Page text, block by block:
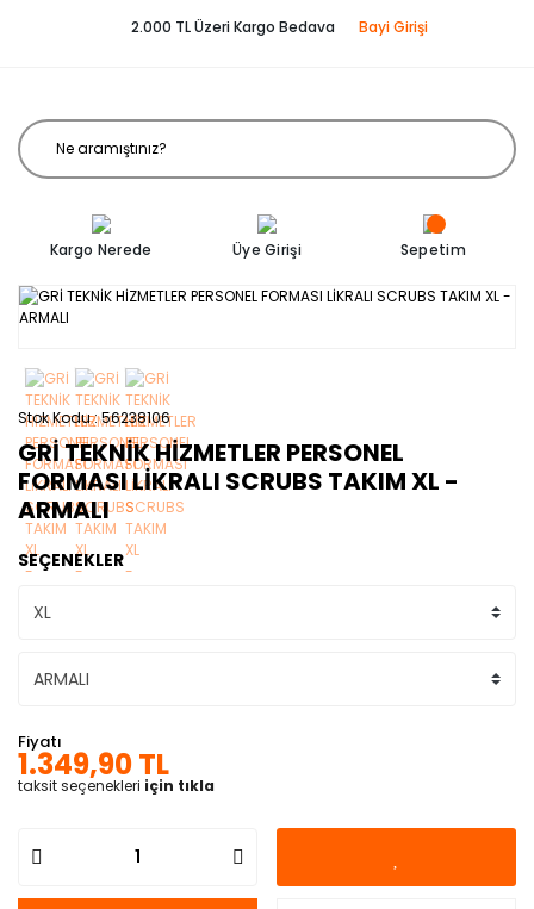
2.000 TL Üzeri Kargo Bedava Bayi Girişi
Kargo Nerede Üye Girişi Sepetim
Stok Kodu 56238106
GRİ TEKNİK HİZMETLER PERSONEL
FORMASI LİKRALI SCRUBS TAKIM XL -
ARMALI
SEÇENEKLER
Fiyatı
1.349,90 TL
taksit seçenekleri için tıkla